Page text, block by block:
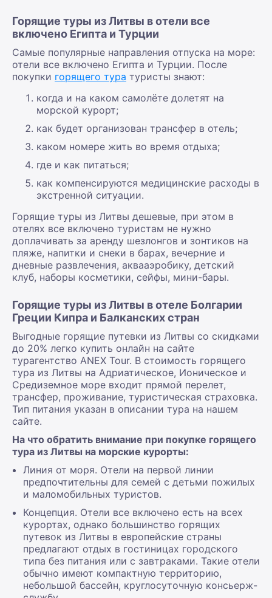
Горящие туры из Литвы в отели все
включено Египта и Турции
Самые популярные направления отпуска на море:
отели все включено Египта и Турции. После
покупки горящего тура туристы знают:
когда и на каком самолёте долетят на
морской курорт;
как будет организован трансфер в отель;
каком номере жить во время отдыха;
где и как питаться;
как компенсируются медицинские расходы в
экстренной ситуации.
Горящие туры из Литвы дешевые, при этом в
отелях все включено туристам не нужно
доплачивать за аренду шезлонгов и зонтиков на
пляже, напитки и снеки в барах, вечерние и
дневные развлечения, аквааэробику, детский
клуб, наборы косметики, сейфы, мини-бары.
Горящие туры из Литвы в отеле Болгарии
Греции Кипра и Балканских стран
Выгодные горящие путевки из Литвы со скидками
до 20% легко купить онлайн на сайте
турагентство ANEX Tour. В стоимость горящего
тура из Литвы на Адриатическое, Ионическое и
Средиземное море входит прямой перелет,
трансфер, проживание, туристическая страховка.
Тип питания указан в описании тура на нашем
сайте.
На что обратить внимание при покупке горящего
тура из Литвы на морские курорты:
Линия от моря. Отели на первой линии
предпочтительны для семей с детьми пожилых
и маломобильных туристов.
Концепция. Отели все включено есть на всех
курортах, однако большинство горящих
путевок из Литвы в европейские страны
предлагают отдых в гостиницах городского
типа без питания или с завтраками. Такие отели
обычно имеют компактную территорию,
небольшой бассейн, круглосуточную консьерж-